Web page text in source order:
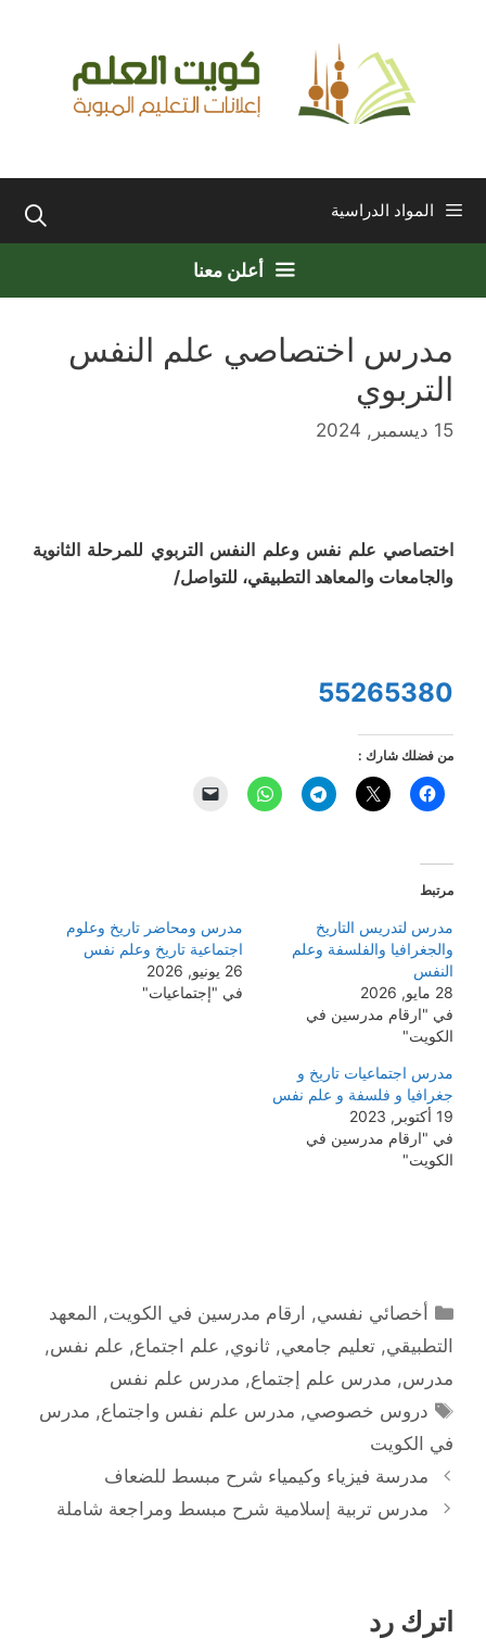
المواد الدراسية
أعلن معنا
مدرس اختصاصي علم النفس
التربوي
15 ديسمبر, 2024
اختصاصي علم نفس وعلم النفس التربوي للمرحلة الثانوية
والجامعات والمعاهد التطبيقي، للتواصل/
55265380
من فضلك شارك :
مرتبط
مدرس لتدريس التاريخ
والجغرافيا والفلسفة وعلم
النفس
28 مايو, 2026
في "ارقام مدرسين في
الكويت"
مدرس ومحاضر تاريخ وعلوم
اجتماعية تاريخ وعلم نفس
26 يونيو, 2026
في "إجتماعيات"
مدرس اجتماعيات تاريخ و
جغرافيا و فلسفة و علم نفس
19 أكتوبر, 2023
في "ارقام مدرسين في
الكويت"
التصنيفات
أخصائي نفسي, ارقام مدرسين في الكويت, المعهد
التطبيقي, تعليم جامعي, ثانوي, علم اجتماع, علم نفس,
مدرس, مدرس علم إجتماع, مدرس علم نفس
الوسوم
دروس خصوصي, مدرس علم نفس واجتماع, مدرس
في الكويت
مدرسة فيزياء وكيمياء شرح مبسط للضعاف
مدرس تربية إسلامية شرح مبسط ومراجعة شاملة
اترك رد